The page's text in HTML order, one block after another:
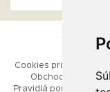
ESHOP
Cookies pri prezeraní
Obchodné
Pravidlá používania